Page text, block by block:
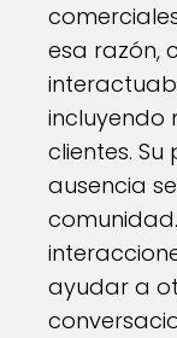
esa razón,
incluyendo
clientes.
ausencia
ayudar a